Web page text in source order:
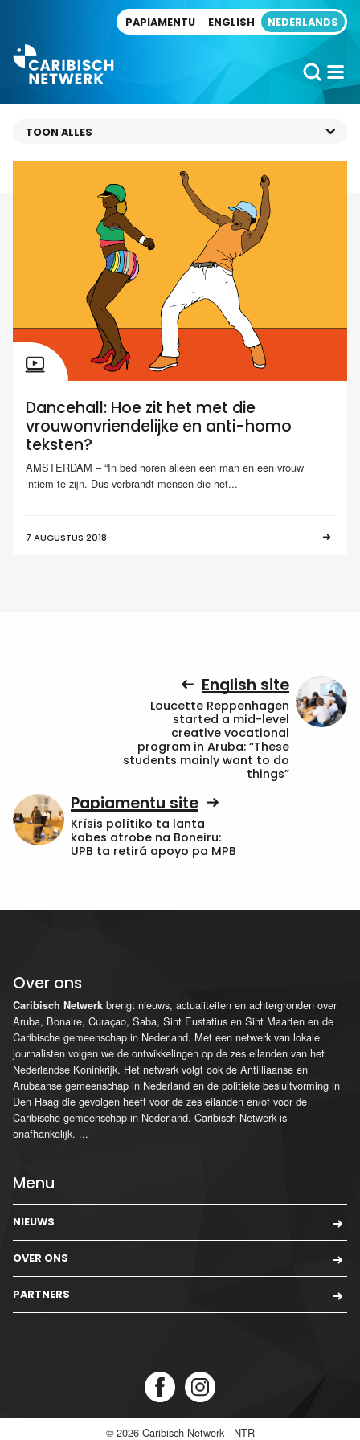
PAPIAMENTU ENGLISH NEDERLANDS
Dancehall: Hoe zit het met die
vrouwonvriendelijke en anti-homo
teksten?
AMSTERDAM – “In bed horen alleen een man en een vrouw
intiem te zijn. Dus verbrandt mensen die het...
7 AUGUSTUS 2018
English site
Loucette Reppenhagen
started a mid-level
creative vocational
program in Aruba: “These
students mainly want to do
things”
Papiamentu site
Krísis polítiko ta lanta
kabes atrobe na Boneiru:
UPB ta retirá apoyo pa MPB
Over ons
Caribisch Netwerk brengt nieuws, actualiteiten en achtergronden over
Aruba, Bonaire, Curaçao, Saba, Sint Eustatius en Sint Maarten en de
Caribische gemeenschap in Nederland. Met een netwerk van lokale
journalisten volgen we de ontwikkelingen op de zes eilanden van het
Nederlandse Koninkrijk. Het netwerk volgt ook de Antilliaanse en
Arubaanse gemeenschap in Nederland en de politieke besluitvorming in
Den Haag die gevolgen heeft voor de zes eilanden en/of voor de
Caribische gemeenschap in Nederland. Caribisch Netwerk is
onafhankelijk. ...
Menu
NIEUWS
OVER ONS
PARTNERS
© 2026 Caribisch Netwerk - NTR